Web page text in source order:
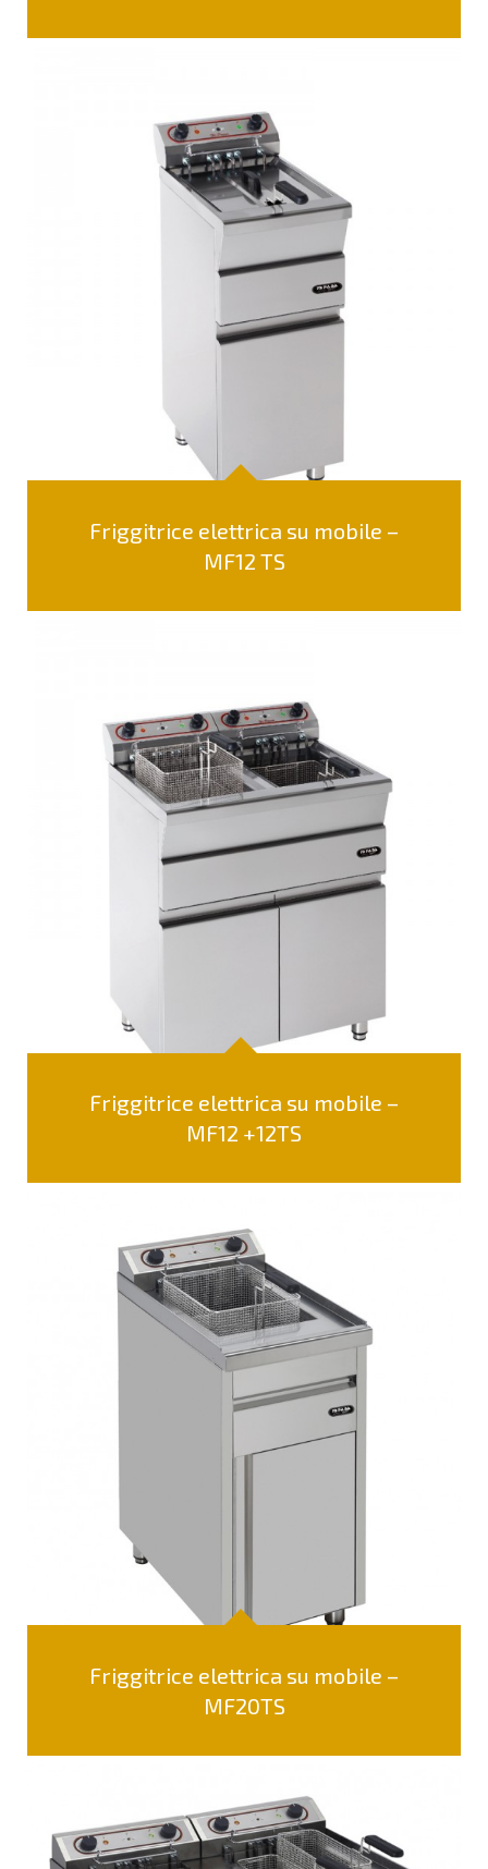
Friggitrice elettrica su mobile –
MF12 TS
Friggitrice elettrica su mobile –
MF12 +12TS
Friggitrice elettrica su mobile –
MF20TS